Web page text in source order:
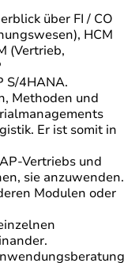
über FI / CO
HCM
(Vertrieb,
S/4HANA.
Methoden und
Er ist somit in
Vertriebs und
sie anzuwenden.
Modulen oder